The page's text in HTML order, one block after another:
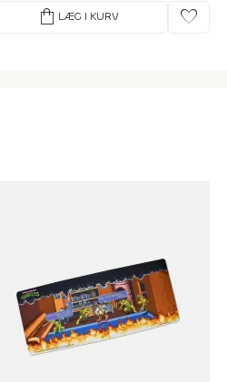
shopping_bag LÆG I KURV favorite